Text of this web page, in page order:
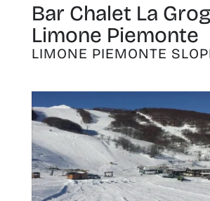
Bar Chalet La
Limone Piemonte
LIMONE PIEMONTE